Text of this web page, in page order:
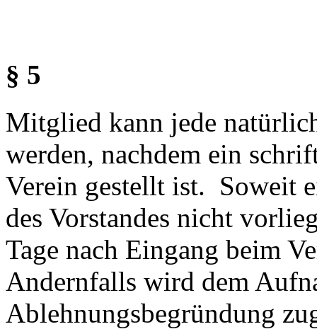
§ 5
Mitglied kann jede
werden, nachdem ein
Verein gestellt ist. Soweit
des Vorstandes nicht
Tage nach Eingang beim
Andernfalls wird dem
Ablehnungsbegründung